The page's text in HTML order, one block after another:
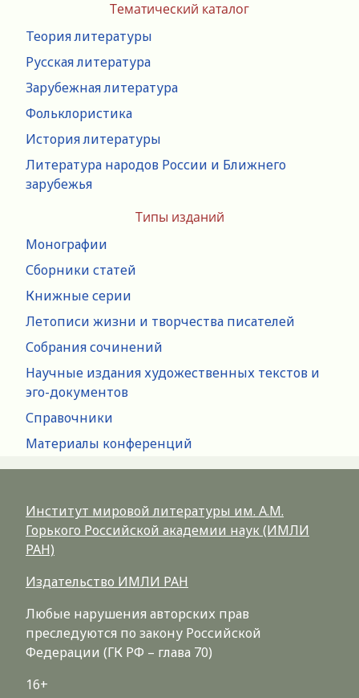
Тематический каталог
Теория литературы
Русская литература
Зарубежная литература
Фольклористика
История литературы
Литература народов России и Ближнего
зарубежья
Типы изданий
Монографии
Сборники статей
Книжные серии
Летописи жизни и творчества писателей
Собрания сочинений
Научные издания художественных текстов и
эго-документов
Справочники
Материалы конференций
Институт мировой литературы им. А.М.
Горького Российской академии наук (ИМЛИ
РАН)
Издательство ИМЛИ РАН
Любые нарушения авторских прав
преследуются по закону Российской
Федерации (ГК РФ – глава 70)
16+